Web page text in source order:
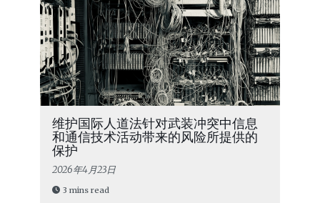
维护国际人道法针对武装冲突中信息
和通信技术活动带来的风险所提供的
保护
2026年4月23日
3 mins read